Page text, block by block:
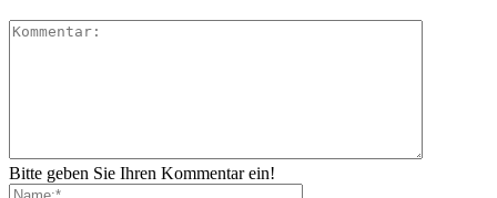
Bitte geben Sie Ihren Kommentar ein!